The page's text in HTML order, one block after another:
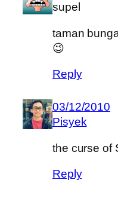
supel
taman
😉
Reply
03/12/2010
Pisyek
the curse of
Reply